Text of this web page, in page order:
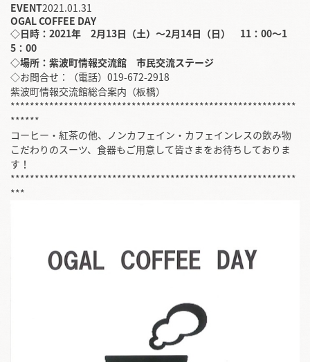
EVENT2021.01.31
OGAL COFFEE DAY
◇日時：2021年 2月13日（土）～2月14日（日） 11：00～1
5：00
◇場所：紫波町情報交流館 市民交流ステージ
◇お問合せ：（電話）019-672-2918
紫波町情報交流館総合案内（板橋）
***********************************************************
******
コーヒー・紅茶の他、ノンカフェイン・カフェインレスの飲み物
こだわりのスーツ、食器もご用意して皆さまをお待ちしておりま
す！
***********************************************************
***